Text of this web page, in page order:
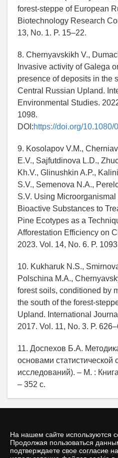
На нашем сайте используются
Продолжая пользоваться
подтверждаете свое согласие на
forest-steppe of European
Biotechnology Research
13, No. 1. P. 15–22.
8. Chernyavskikh V.,
Invasive activity of Galega
presence of deposits in the
Central Russian Upland.
Environmental Studies.
1098.
DOI:https://doi.org/
9. Kosolapov V.M.,
E.V., Sajfutdinova L.D.,
Kh.V., Glinushkin A.P.,
S.V., Semenova N.A.,
S.V. Using
Bioactive Substances to
Pine Ecotypes as a
Afforestation Efficiency on
2023. Vol. 14, No. 6. P.
10. Kukharuk N.S.,
Polschina M.A.,
forest soils, conditioned by
the south of the forest-
Upland. International
2017. Vol. 11, No. 3. P.
11. Доспехов Б.А.
основами статистической
исследований). – М. :
– 352 с.
© Адаптивное